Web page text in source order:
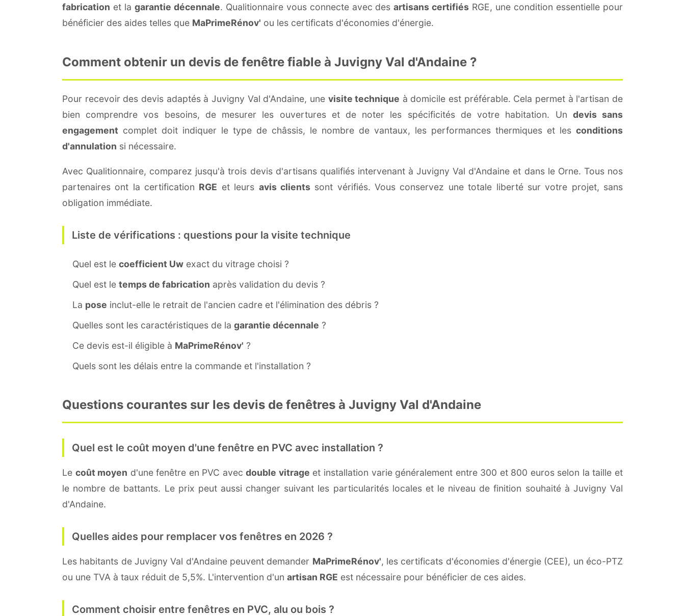
fabrication et la garantie décennale. Qualitionnaire vous connecte avec desartisans certifiés RGE, une condition essentielle pour
bénéficier des aides telles que MaPrimeRénov' ou les certificats d'économies d'énergie.
Comment obtenir un devis de fenêtre fiable à Juvigny Val d'Andaine ?
Pour recevoir des devis adaptés à Juvigny Val d'Andaine, une visite technique à domicile est préférable. Cela permet à l'artisan de
bien comprendre vos besoins, de mesurer les ouvertures et de noter les spécificités de votre habitation. Un devis sans
engagement complet doit indiquer le type de châssis, le nombre de vantaux, les performances thermiques et les conditions
d'annulation si nécessaire.
Avec Qualitionnaire, comparez jusqu'à trois devis d'artisans qualifiés intervenant à Juvigny Val d'Andaine et dans le Orne. Tous nos
partenaires ont la certification RGE et leurs avis clientssont vérifiés. Vous conservez une totale liberté sur votre projet, sans
obligation immédiate.
Liste de vérifications : questions pour la visite technique
Quel est le coefficient Uw exact du vitrage choisi ?
Quel est le temps de fabrication après validation du devis ?
La pose inclut-elle le retrait de l'ancien cadre et l'élimination des débris ?
Quelles sont les caractéristiques de la garantie décennale ?
Ce devis est-il éligible à MaPrimeRénov' ?
Quels sont les délais entre la commande et l'installation ?
Questions courantes sur les devis de fenêtres à Juvigny Val d'Andaine
Quel est le coût moyen d'une fenêtre en PVC avec installation ?
Le coût moyen d'une fenêtre en PVC avecdouble vitrage et installation varie généralement entre 300 et 800 euros selon la taille et
le nombre de battants. Le prix peut aussi changer suivant les particularités locales et le niveau de finition souhaité à Juvigny Val
d'Andaine.
Quelles aides pour remplacer vos fenêtres en 2026 ?
Les habitants de Juvigny Val d'Andaine peuvent demander MaPrimeRénov', les certificats d'économies d'énergie (CEE), un éco-PTZ
ou une TVA à taux réduit de 5,5%. L'intervention d'un artisan RGE est nécessaire pour bénéficier de ces aides.
Comment choisir entre fenêtres en PVC, alu ou bois ?